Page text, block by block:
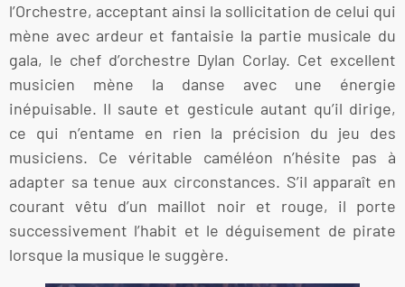
l’Orchestre, acceptant ainsi la sollicitation de celui qui
mène avec ardeur et fantaisie la partie musicale du
gala, le chef d’orchestre Dylan Corlay. Cet excellent
musicien mène la danse avec une énergie
inépuisable. Il saute et gesticule autant qu’il dirige,
ce qui n’entame en rien la précision du jeu des
musiciens. Ce véritable caméléon n’hésite pas à
adapter sa tenue aux circonstances. S’il apparaît en
courant vêtu d’un maillot noir et rouge, il porte
successivement l’habit et le déguisement de pirate
lorsque la musique le suggère.